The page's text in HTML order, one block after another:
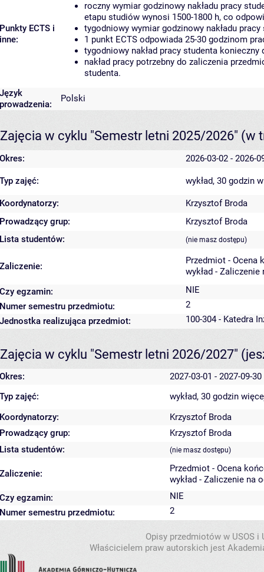
Punkty ECTS i
inne:
roczny wymiar godzinowy nakładu pracy
etapu studiów wynosi 1500-1800 h, co
tygodniowy wymiar godzinowy nakładu
1 punkt ECTS odpowiada 25-30 godzinom
tygodniowy nakład pracy studenta
nakład pracy potrzebny do zaliczenia
studenta.
Język
prowadzenia:
Polski
Zajęcia w cyklu "Semestr letni 2025/2026" (w
Okres: 2026-03-02 - 2026-
Typ zajęć: wykład, 30 godzin
Koordynatorzy:
Krzysztof Broda
Prowadzący grup:
Krzysztof Broda
Lista studentów:
(nie masz dostępu)
Zaliczenie:
Przedmiot - Ocena
wykład - Zaliczenie
Czy egzamin:
NIE
Numer semestru przedmiotu:
2
Jednostka realizująca przedmiot:
100-304 - Katedra
Zajęcia w cyklu "Semestr letni 2026/2027"
Okres:
2027-03-01 - 2027-09-30
Typ zajęć:
wykład, 30 godzin
Koordynatorzy:
Krzysztof Broda
Prowadzący grup:
Krzysztof Broda
Lista studentów:
(nie masz dostępu)
Zaliczenie:
Przedmiot - Ocena
wykład - Zaliczenie na
Czy egzamin:
NIE
Numer semestru przedmiotu:
2
Opisy przedmiotów w USOS
Właścicielem praw autorskich jest